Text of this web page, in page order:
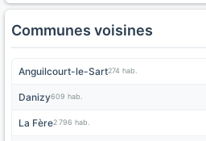
Communes voisines
Anguilcourt-le-Sart274 hab.
Danizy609 hab.
La Fère2 796 hab.